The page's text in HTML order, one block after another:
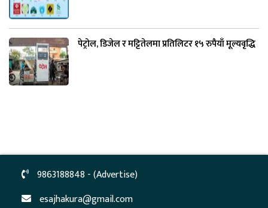
पेट्रोल, डिजेल र मट्टितेलमा प्रतिलिटर १५ रुपैयाँ मूल्यवृद्धि
9863188848 - (Advertise)
esajhakura@gmail.com